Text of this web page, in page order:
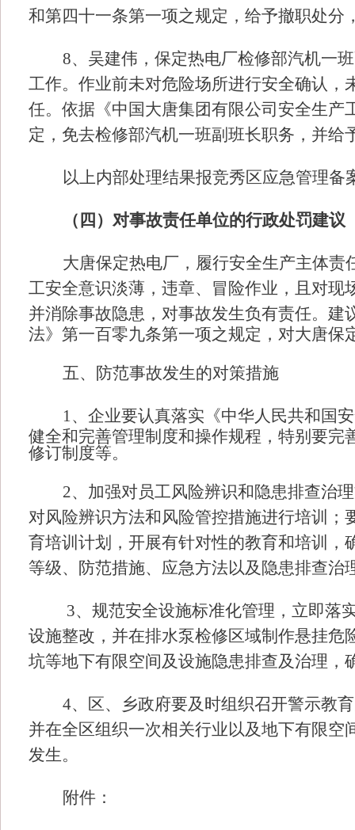
和第四十一条第一项之规定，给予撤职处分
8、吴建伟，保定热电厂检修部汽机一
工作。作业前未对危险场所进行安全确认
任。依据《中国大唐集团有限公司安全生
定，免去检修部汽机一班副班长职务，并给
以上内部处理结果报竞秀区应急管理备
（四）对事故责任单位的行政处罚建议
大唐保定热电厂，履行安全生产主体
工安全意识淡薄，违章、冒险作业，且对
并消除事故隐患，对事故发生负有责任。建
法》第一百零九条第一项之规定，对大唐保
五、防范事故发生的对策措施
1、企业要认真落实《中华人民共和国
健全和完善管理制度和操作规程，特别要
修订制度等。
2、加强对员工风险辨识和隐患排查治
对风险辨识方法和风险管控措施进行培训
育培训计划，开展有针对性的教育和培训
等级、防范措施、应急方法以及隐患排查治
3、 规范安全设施标准化管理，立即落
设施整改，并在排水泵检修区域制作悬挂
坑等地下有限空间及设施隐患排查及治理，
4、区、乡政府要及时组织召开警示教
并在全区组织一次相关行业以及地下有限
发生。
附件：